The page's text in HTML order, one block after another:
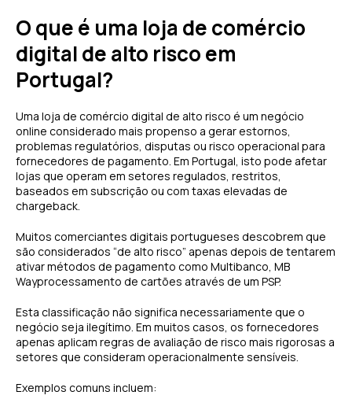
O que é uma loja de comércio
digital de alto risco em
Portugal?
Uma loja de comércio digital de alto risco é um negócio
online considerado mais propenso a gerar estornos,
problemas regulatórios, disputas ou risco operacional para
fornecedores de pagamento. Em Portugal, isto pode afetar
lojas que operam em setores regulados, restritos,
baseados em subscrição ou com taxas elevadas de
chargeback.
Muitos comerciantes digitais portugueses descobrem que
são considerados “de alto risco” apenas depois de tentarem
ativar métodos de pagamento como Multibanco, MB
Wayprocessamento de cartões através de um PSP.
Esta classificação não significa necessariamente que o
negócio seja ilegítimo. Em muitos casos, os fornecedores
apenas aplicam regras de avaliação de risco mais rigorosas a
setores que consideram operacionalmente sensíveis.
Exemplos comuns incluem: